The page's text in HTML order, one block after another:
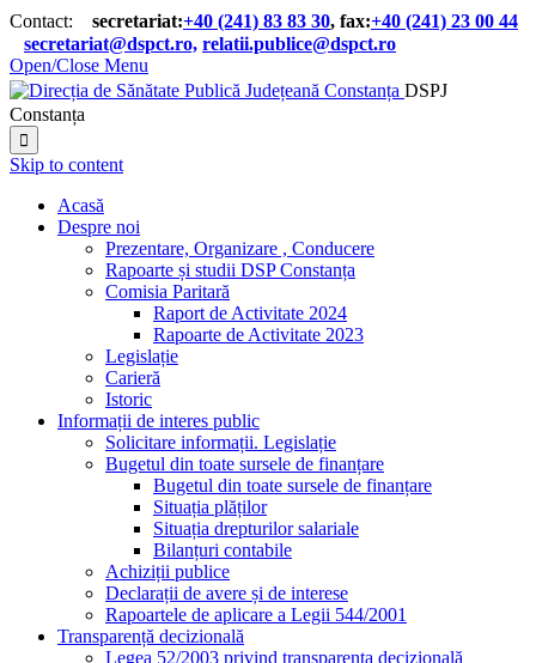
Contact: secretariat:+40 (241) 83 83 30, fax:+40 (241) 23 00 44
secretariat@dspct.ro, relatii.publice@dspct.ro
Open/Close Menu
DSPJ
Constanța

Skip to content
Acasă
Despre noi
Prezentare, Organizare , Conducere
Rapoarte și studii DSP Constanța
Comisia Paritară
Raport de Activitate 2024
Rapoarte de Activitate 2023
Legislație
Carieră
Istoric
Informații de interes public
Solicitare informații. Legislație
Bugetul din toate sursele de finanțare
Bugetul din toate sursele de finanțare
Situația plăților
Situația drepturilor salariale
Bilanțuri contabile
Achiziții publice
Declarații de avere și de interese
Rapoartele de aplicare a Legii 544/2001
Transparență decizională
Legea 52/2003 privind transparența decizională